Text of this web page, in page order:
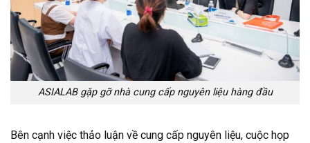
ASIALAB gặp gỡ nhà cung cấp nguyên liệu hàng đầu
Bên cạnh việc thảo luận về cung cấp nguyên liệu, cuộc họp